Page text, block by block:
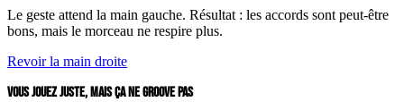
Le geste attend la main gauche. Résultat : les accords sont peut-être
bons, mais le morceau ne respire plus.
Revoir la main droite
VOUS JOUEZ JUSTE, MAIS ÇA NE GROOVE PAS